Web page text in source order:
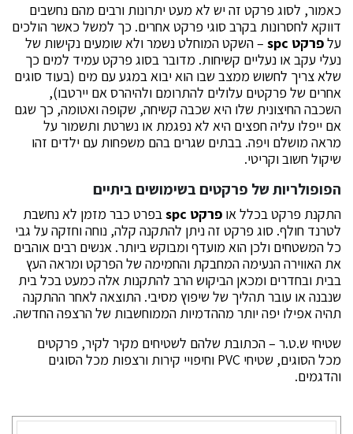
כאמור, לסוג פרקט זה יש לא מעט יתרונות ורבים מהם נחשבים
דווקא לחסרונות בקרב סוגי פרקט אחרים. כך למשל כאשר הולכים
עלפרקט spc – השקט המוחלט נשמר ולא שומעים נקישות של
נעלי עקב או נעליים קשיחות. מדובר בסוג פרקט עמיד למים כך
שלא צריך לחשוש ממצב שבו הוא יבוא במגע עם מים (בעוד סוגים
אחרים של פרקטים עלולים להתרומם ולהיהרס אם יירטבו),
השכבה החיצונית שלו היא שכבה קשיחה, שקופה ואטומה, כך שגם
אם ייפלו עליה חפצים היא לא נפגמת או נשרטת ותשמור על
מראה מושלם ויפה. בבתים שגרים בהם משפחות עם ילדים זהו
שיקול חשוב וקריטי.
הפופולריות של פרקטים בשימושים ביתיים
התקנת פרקט בכלל או פרקט spcבפרט כבר מזמן לא נחשבת
לטרנד חולף. סוג פרקט זה ניתן להתקנה קלה, נוחה וחזקה על גבי
כל המשטחים ולכן הוא מועדף ומבוקש ביותר. אנשים רבים אוהבים
את האווירה הנעימה המחבקת והחמימה של הפרקט ומראה העץ
בבית ובחדרים ומכאן הביקוש הרב להתקנות אלה כמעט בכל בית
שנבנה או עובר תהליך של שיפוץ מסיבי. התוצאה לאחר ההתקנה
תהיה אפילו יפה יותר מההדמיות הממוחשבות של הרצפה החדשה.
שטיחי ש.ט.ר – הכתובת שלהם לשטיחים מקיר לקיר, פרקטים
מכל הסוגים, שטיחי PVC וחיפויי קירות ורצפות מכל הסוגים
והדגמים.